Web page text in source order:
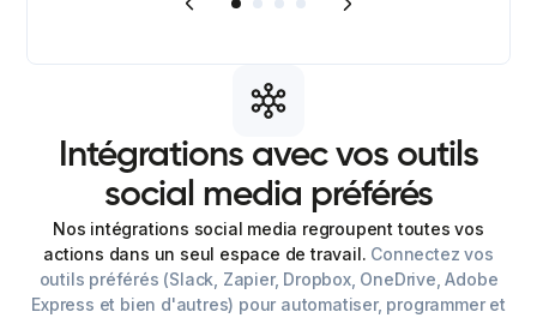
Intégrations avec vos outils
social media préférés
Nos intégrations social media regroupent toutes vos
actions dans un seul espace de travail. Connectez vos
outils préférés (Slack, Zapier, Dropbox, OneDrive, Adobe
Express et bien d'autres) pour automatiser, programmer et